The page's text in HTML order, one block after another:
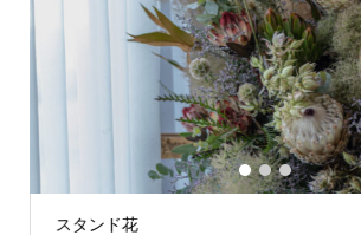
スタンド花
1 2 3